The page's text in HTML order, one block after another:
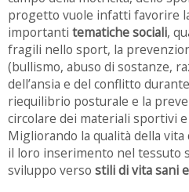
progetto vuole infatti favorire
importanti tematiche sociali,
fragili nello sport, la
(bullismo, abuso di sostanze,
dell’ansia e del conflitto
riequilibrio posturale e la
circolare dei materiali sportivi e
Migliorando la qualità della
il loro inserimento nel tessuto
sviluppo verso stili di vita sani